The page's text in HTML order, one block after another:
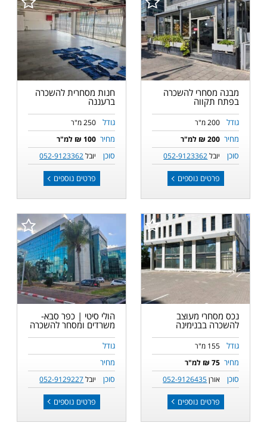
מבנה מסחרי להשכרה
בפתח תקווה
גודל 200 מ"ר
מחיר 200 ₪ למ"ר
סוכן יובל052-9123362
פרטים נוספים
חנות מסחרית להשכרה
ברעננה
גודל 250 מ"ר
מחיר 100 ₪ למ"ר
סוכן יובל052-9123362
פרטים נוספים
נכס מסחרי מעוצב
להשכרה בבנימינה
גודל 155 מ"ר
מחיר 75 ₪ למ"ר
סוכן אורן052-9126435
פרטים נוספים
הולי סיטי | כפר סבא-
משרדים ומסחר להשכרה
גודל
מחיר
סוכן
יובל052-9129227
פרטים נוספים